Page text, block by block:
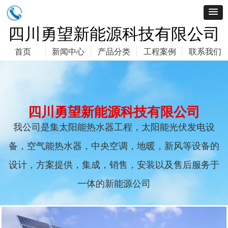
四川勇望新能源科技有限公司
首页 新闻中心 产品分类 工程案例 联系我们
四川勇望新能源科技有限公司
我公司是集太阳能热水器工程，太阳能光伏发电设
备，空气能热水器，中央空调，地暖，新风等设备的
设计，方案提供，集成，销售，安装以及售后服务于
一体的新能源公司
四川勇望新能源科技有限公司
服务热线：
13398199921 18982229585